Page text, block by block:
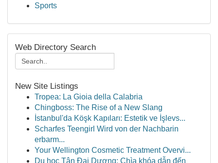
Sports
Web Directory Search
New Site Listings
Tropea: La Gioia della Calabria
Chingboss: The Rise of a New Slang
İstanbul'da Köşk Kapıları: Estetik ve İşlevs...
Scharfes Teengirl Wird von der Nachbarin
erbarm...
Your Wellington Cosmetic Treatment Overvi...
Du học Tân Đại Dương: Chìa khóa dẫn đến